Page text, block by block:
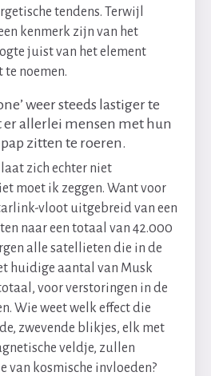
tendens. Terwijl
kenmerk zijn van het
juist van het element
noemen.
weer steeds lastiger te
allerlei mensen met hun
zitten te roeren.
zich echter niet
moet ik zeggen. Want voor
vloot uitgebreid van een
naar een totaal van 42.000
alle satellieten die in de
huidige aantal van Musk
voor verstoringen in de
Wie weet welk effect die
zwevende blikjes, elk met
veldje, zullen
van kosmische invloeden?